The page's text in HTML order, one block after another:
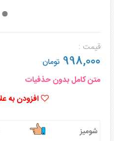
قیمت :
998,000 تومان
متن کامل بدون حذفیات
افزودن به
شومیز